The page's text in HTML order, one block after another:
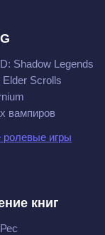
Shadow Legends
Elder Scrolls
вампиров
ролевые игры
книг